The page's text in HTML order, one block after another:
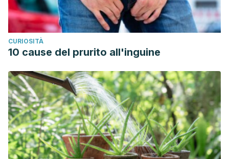
CURIOSITÀ
10 cause del prurito all'inguine